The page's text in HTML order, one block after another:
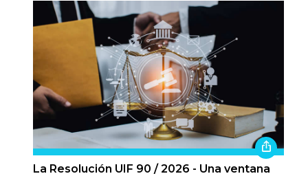
La Resolución UIF 90 / 2026 - Una ventana